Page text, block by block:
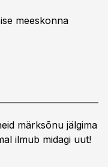
meeskonna
märksõnu jälgima
ilmub midagi uut!